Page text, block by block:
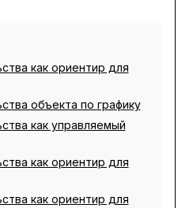
как ориентир для
объекта по графику
как управляемый
как ориентир для
как ориентир для